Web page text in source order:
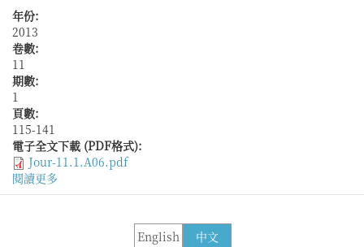
年份:
2013
卷數:
11
期數:
1
頁數:
115-141
電子全文下載 (PDF格式):
Jour-11.1.A06.pdf
閱讀更多
於
中文
English